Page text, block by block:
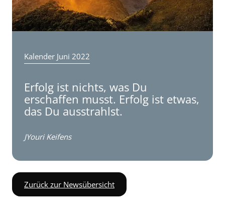
Kalender Juni 2022
Erfolg ist nichts, was Du
erschaffen musst. Erfolg ist etwas,
das Du ausstrahlst.
JYouri Keifens
Zurück zur Newsübersicht